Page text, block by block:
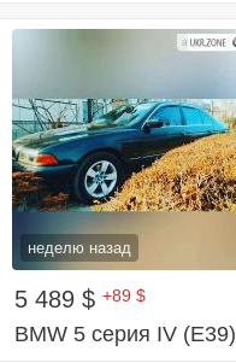
неделю назад
5 489 $ +89 $
BMW 5 серия IV (E39)